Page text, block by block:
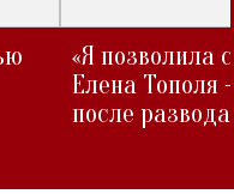
«Я позволила
Елена Тополя
после развода